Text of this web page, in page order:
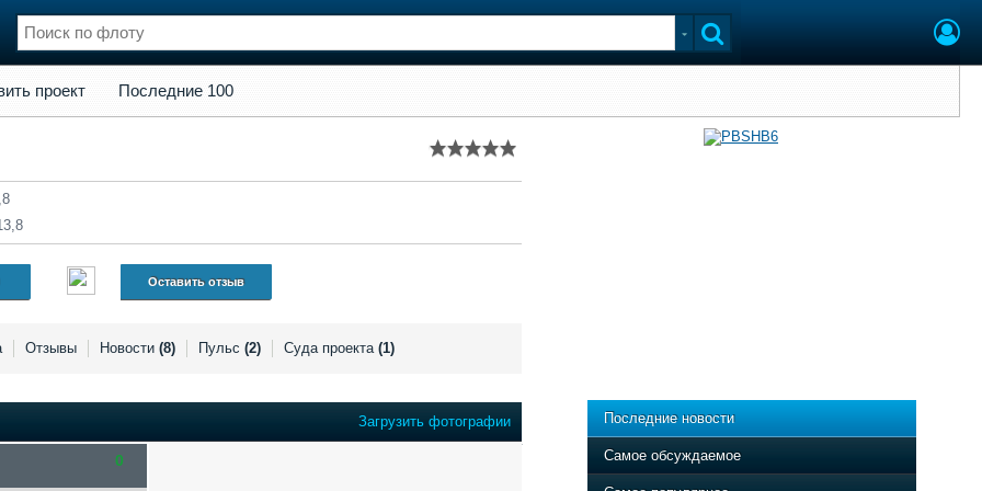
Флот
проект Последние 100
Оставить отзыв
Отзывы Новости (8) Пульс (2) Суда проекта (1)
Загрузить фотографии
0
Последние новости
Самое обсуждаемое